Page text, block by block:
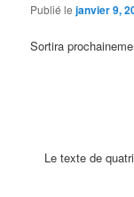
Publié lejanvier 9,
Sortira
Le texte de